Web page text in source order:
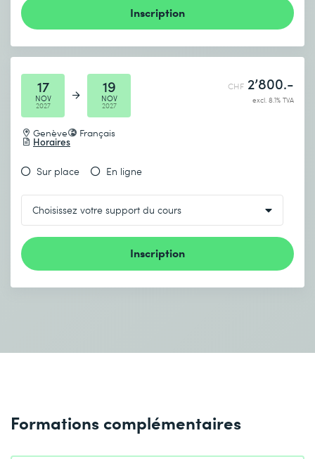
Inscription
17
NOV
2027
19
NOV
2027
Genève Français
Horaires
CHF 2’800.-
excl. 8.1% TVA
Sur place En ligne
Inscription
Formations complémentaires